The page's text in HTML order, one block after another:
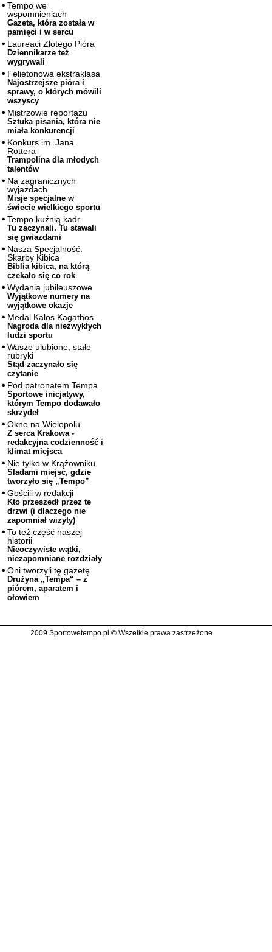
Tempo we
wspomnieniach
Gazeta, która została w
pamięci i w sercu
Laureaci Złotego Pióra
Dziennikarze też
wygrywali
Felietonowa ekstraklasa
Najostrzejsze pióra i
sprawy, o których mówili
wszyscy
Mistrzowie reportażu
Sztuka pisania, która nie
miała konkurencji
Konkurs im. Jana
Rottera
Trampolina dla młodych
talentów
Na zagranicznych
wyjazdach
Misje specjalne w
świecie wielkiego sportu
Tempo kuźnią kadr
Tu zaczynali. Tu stawali
się gwiazdami
Nasza Specjalność:
Skarby Kibica
Biblia kibica, na którą
czekało się co rok
Wydania jubileuszowe
Wyjątkowe numery na
wyjątkowe okazje
Medal Kalos Kagathos
Nagroda dla niezwykłych
ludzi sportu
Wasze ulubione, stałe
rubryki
Stąd zaczynało się
czytanie
Pod patronatem Tempa
Sportowe inicjatywy,
którym Tempo dodawało
skrzydeł
Okno na Wielopolu
Z serca Krakowa -
redakcyjna codzienność i
klimat miejsca
Nie tylko w Krążowniku
Śladami miejsc, gdzie
tworzyło się „Tempo”
Gościli w redakcji
Kto przeszedł przez te
drzwi (i dlaczego nie
zapomniał wizyty)
To też część naszej
historii
Nieoczywiste wątki,
niezapomniane rozdziały
Oni tworzyli tę gazetę
Drużyna „Tempa“ – z
piórem, aparatem i
ołowiem
2009 Sportowetempo.pl © Wszelkie prawa zastrzeżone